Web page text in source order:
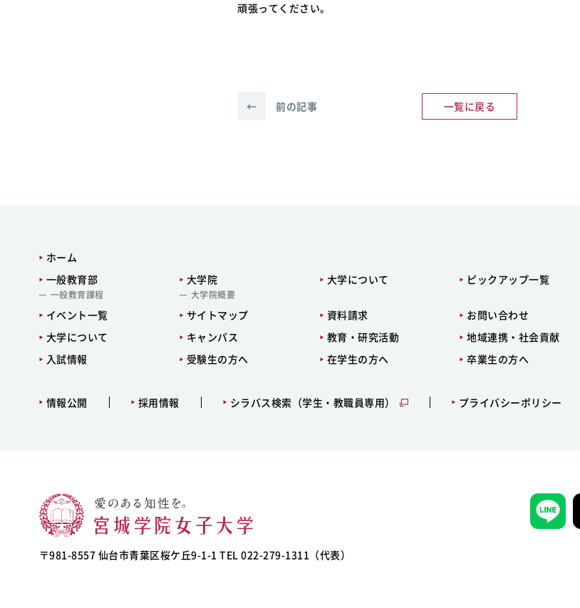
頑張ってください。
← 前の記事 一覧に戻る
ホーム
一般教育部
一般教育課程
大学院
大学院概要
大学について ピックアップ一覧
イベント一覧 サイトマップ 資料請求 お問い合わせ
大学について
キャンパス 教育・研究活動 地域連携・社会貢献
入試情報
受験生の方へ 在学生の方へ 卒業生の方へ
情報公開 採用情報 シラバス検索（学生・教職員専用） プライバシーポリシー
〒981-8557 仙台市青葉区桜ケ丘9-1-1 TEL 022-279-1311（代表）